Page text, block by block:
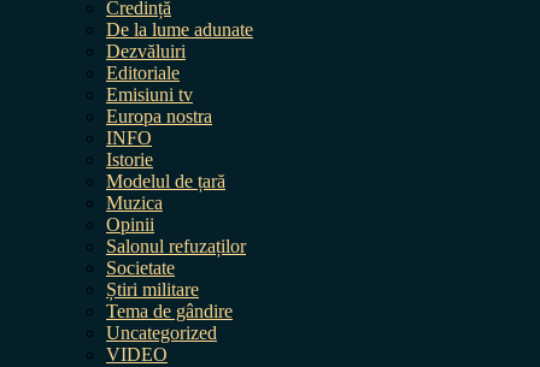
Credință
De la lume adunate
Dezvăluiri
Editoriale
Emisiuni tv
Europa nostra
INFO
Istorie
Modelul de țară
Muzica
Opinii
Salonul refuzaților
Societate
Știri militare
Tema de gândire
Uncategorized
VIDEO